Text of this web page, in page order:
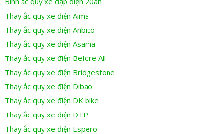
Thay ắc quy xe điện Aima
Thay ắc quy xe điện Anbico
Thay ắc quy xe điện Asama
Thay ắc quy xe điện Before All
Thay ắc quy xe điện Bridgestone
Thay ắc quy xe điện Dibao
Thay ắc quy xe điện DK bike
Thay ắc quy xe điện DTP
Thay ắc quy xe điện Espero